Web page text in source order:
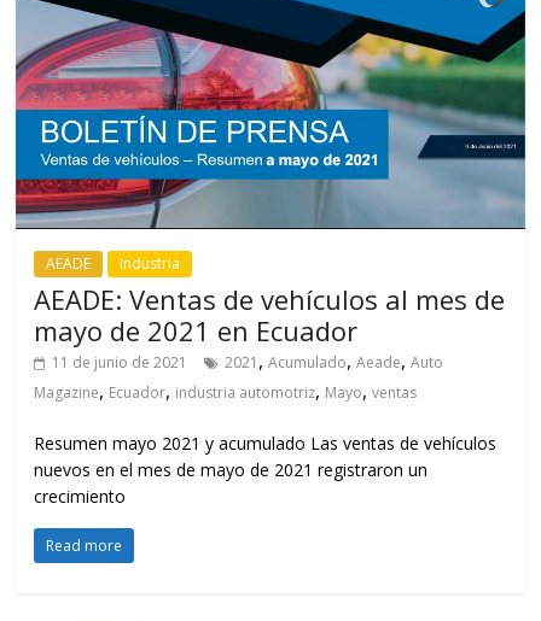
AEADE Industria
AEADE: Ventas de vehículos al mes de
mayo de 2021 en Ecuador
11 de junio de 2021 2021 ,Acumulado,Aeade,Auto
Magazine, Ecuador, industria automotriz, Mayo,ventas
Resumen mayo 2021 y acumulado Las ventas de vehículos
nuevos en el mes de mayo de 2021 registraron un
crecimiento
Read more